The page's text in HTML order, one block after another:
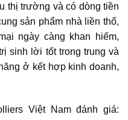
thị trường và có dòng tiền
sản phẩm nhà liền thổ,
ngày càng khan hiếm,
sinh lời tốt trong trung và
ở kết hợp kinh doanh,
Việt Nam đánh giá: